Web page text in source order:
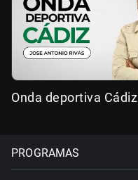
Onda deportiva Cádiz
PROGRAMAS